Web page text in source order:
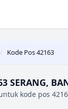
/ Kode Pos 42163
SERANG,
kode pos